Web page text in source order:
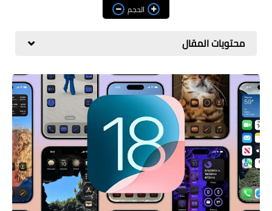
الربح من الانترنت
ذكاء اصطناعي
الحجم
محتويات المقال